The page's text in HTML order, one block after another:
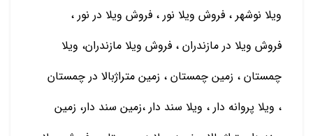
ویلا نوشهر ، فروش ویلا نور ، فروش ویلا در نور ،
فروش ویلا در مازندران ، فروش ویلا مازندران، ویلا
چمستان ، زمین چمستان ، زمین متراژبالا در چمستان
، ویلا پروانه دار ، ویلا سند دار ،زمین سند دار، زمین